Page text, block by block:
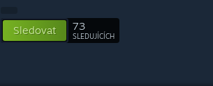
Sledovat 73
SLEDUJÍCÍCH